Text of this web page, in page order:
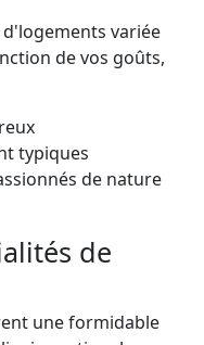
variée
de vos goûts,
typiques
de nature
de
une formidable